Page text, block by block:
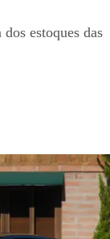
estoques das